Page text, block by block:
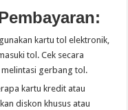
kartu tol elektronik,
tol. Cek secara
gerbang tol.
kartu kredit atau
diskon khusus atau